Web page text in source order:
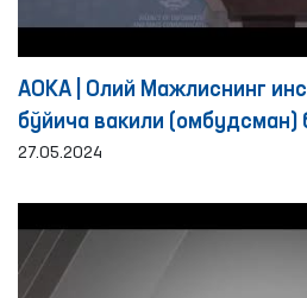
АОКА | Олий Мажлиснинг
бўйича вакили (омбудсман)
27.05.2024